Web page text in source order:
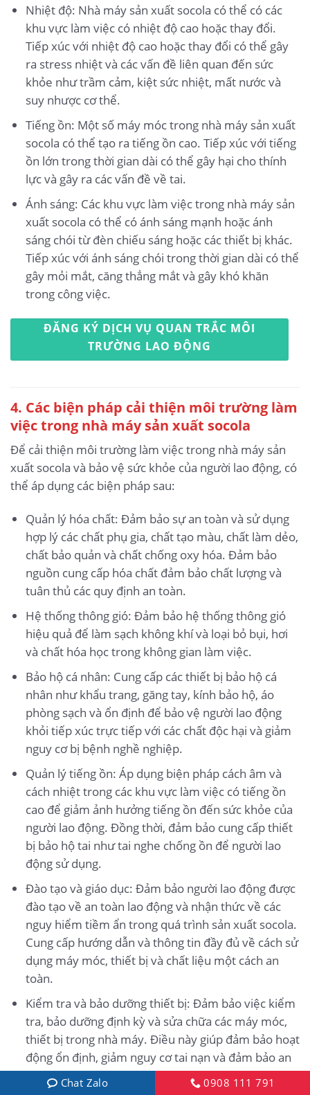
Nhiệt độ: Nhà máy sản xuất socola có thể có các
khu vực làm việc có nhiệt độ cao hoặc thay đổi.
Tiếp xúc với nhiệt độ cao hoặc thay đổi có thể gây
ra stress nhiệt và các vấn đề liên quan đến sức
khỏe như trầm cảm, kiệt sức nhiệt, mất nước và
suy nhược cơ thể.
Tiếng ồn: Một số máy móc trong nhà máy sản xuất
socola có thể tạo ra tiếng ồn cao. Tiếp xúc với tiếng
ồn lớn trong thời gian dài có thể gây hại cho thính
lực và gây ra các vấn đề về tai.
Ánh sáng: Các khu vực làm việc trong nhà máy sản
xuất socola có thể có ánh sáng mạnh hoặc ánh
sáng chói từ đèn chiếu sáng hoặc các thiết bị khác.
Tiếp xúc với ánh sáng chói trong thời gian dài có thể
gây mỏi mắt, căng thẳng mắt và gây khó khăn
trong công việc.
ĐĂNG KÝ DỊCH VỤ QUAN TRẮC MÔI
TRƯỜNG LAO ĐỘNG
4. Các biện pháp cải thiện môi trường làm
việc trong nhà máy sản xuất socola
Để cải thiện môi trường làm việc trong nhà máy sản
xuất socola và bảo vệ sức khỏe của người lao động, có
thể áp dụng các biện pháp sau:
Quản lý hóa chất: Đảm bảo sự an toàn và sử dụng
hợp lý các chất phụ gia, chất tạo màu, chất làm dẻo,
chất bảo quản và chất chống oxy hóa. Đảm bảo
nguồn cung cấp hóa chất đảm bảo chất lượng và
tuân thủ các quy định an toàn.
Hệ thống thông gió: Đảm bảo hệ thống thông gió
hiệu quả để làm sạch không khí và loại bỏ bụi, hơi
và chất hóa học trong không gian làm việc.
Bảo hộ cá nhân: Cung cấp các thiết bị bảo hộ cá
nhân như khẩu trang, găng tay, kính bảo hộ, áo
phòng sạch và ổn định để bảo vệ người lao động
khỏi tiếp xúc trực tiếp với các chất độc hại và giảm
nguy cơ bị bệnh nghề nghiệp.
Quản lý tiếng ồn: Áp dụng biện pháp cách âm và
cách nhiệt trong các khu vực làm việc có tiếng ồn
cao để giảm ảnh hưởng tiếng ồn đến sức khỏe của
người lao động. Đồng thời, đảm bảo cung cấp thiết
bị bảo hộ tai như tai nghe chống ồn để người lao
động sử dụng.
Đào tạo và giáo dục: Đảm bảo người lao động được
đào tạo về an toàn lao động và nhận thức về các
nguy hiểm tiềm ẩn trong quá trình sản xuất socola.
Cung cấp hướng dẫn và thông tin đầy đủ về cách sử
dụng máy móc, thiết bị và chất liệu một cách an
toàn.
Kiểm tra và bảo dưỡng thiết bị: Đảm bảo việc kiểm
tra, bảo dưỡng định kỳ và sửa chữa các máy móc,
thiết bị trong nhà máy. Điều này giúp đảm bảo hoạt
động ổn định, giảm nguy cơ tai nạn và đảm bảo an
toàn cho người lao động.
Chat Zalo 0908 111 791